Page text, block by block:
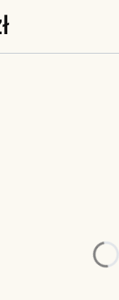
na której jest napis